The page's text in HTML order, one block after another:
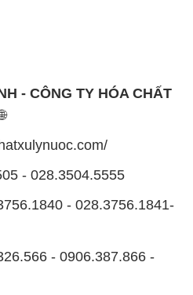
- CÔNG TY HÓA CHẤT
- 028.3504.5555
- 028.3756.1841-
- 0906.387.866 -